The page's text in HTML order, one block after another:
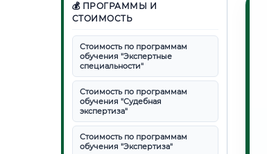
💰 ПРОГРАММЫ И
СТОИМОСТЬ
Стоимость по программам
обучения "Экспертные
специальности"
Стоимость по программам
обучения "Судебная
экспертиза"
Стоимость по программам
обучения "Экспертиза"